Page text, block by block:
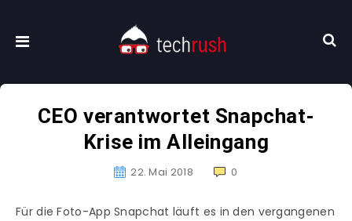
CEO verantwortet Snapchat-
Krise im Alleingang
22. Mai 2018 0
Für die Foto-App Snapchat läuft es in den vergangenen